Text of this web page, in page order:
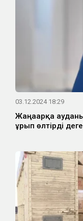
03.12.2024 18:29
Жаңаарқа
ұрып өлтірді